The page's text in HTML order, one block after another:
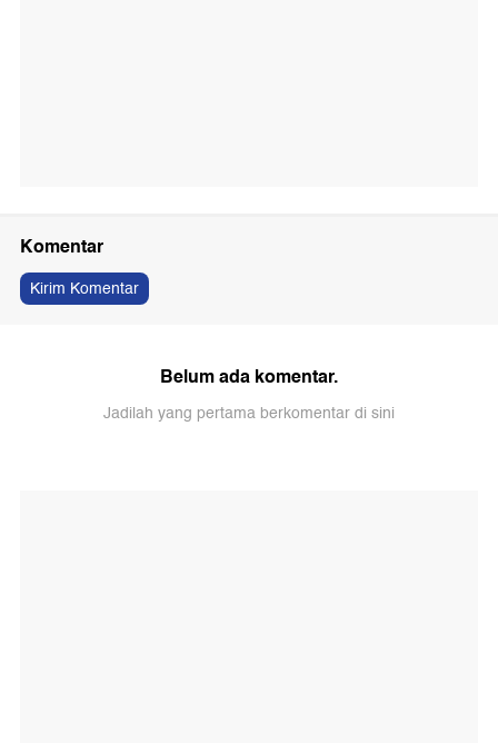
Komentar
Kirim Komentar
Belum ada komentar.
Jadilah yang pertama berkomentar di sini